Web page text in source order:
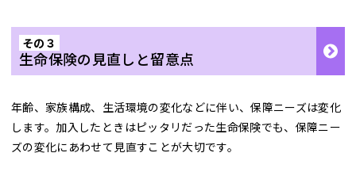
その３
生命保険の見直しと留意点
年齢、家族構成、生活環境の変化などに伴い、保障ニーズは変化
します。加入したときはピッタリだった生命保険でも、保障ニー
ズの変化にあわせて見直すことが大切です。